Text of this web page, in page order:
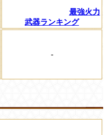
最強火力
武器ランキング
-